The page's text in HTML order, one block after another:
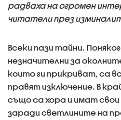
радваха на огромен
читатели през
Всеки пази тайни.
незначителни за
които ги прикриват, са
правят изключение. В
също са хора и имат
заради светлините на